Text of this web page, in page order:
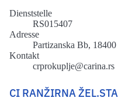
Dienststelle
RS015407
Adresse
Partizanska Bb,
Kontakt
crprokuplje@carina.rs
CI RANŽIRNA